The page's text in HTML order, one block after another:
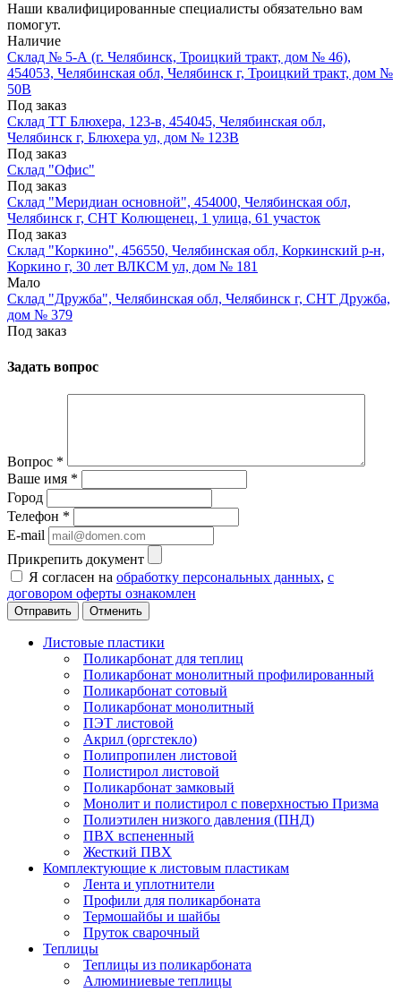
Наши квалифицированные специалисты обязательно вам
помогут.
Наличие
Склад № 5-А (г. Челябинск, Троицкий тракт, дом № 46),
454053, Челябинская обл, Челябинск г, Троицкий тракт, дом №
50В
Под заказ
Склад ТТ Блюхера, 123-в, 454045, Челябинская обл,
Челябинск г, Блюхера ул, дом № 123В
Под заказ
Склад "Офис"
Под заказ
Склад "Меридиан основной", 454000, Челябинская обл,
Челябинск г, СНТ Колющенец, 1 улица, 61 участок
Под заказ
Склад "Коркино", 456550, Челябинская обл, Коркинский р-н,
Коркино г, 30 лет ВЛКСМ ул, дом № 181
Мало
Склад "Дружба", Челябинская обл, Челябинск г, СНТ Дружба,
дом № 379
Под заказ
Задать вопрос
Вопрос *
Ваше имя *
Город
Телефон *
E-mail
Прикрепить документ
Я согласен на обработку персональных данных, с
договором оферты ознакомлен
Отменить
Листовые пластики
Поликарбонат для теплиц
Поликарбонат монолитный профилированный
Поликарбонат сотовый
Поликарбонат монолитный
ПЭТ листовой
Акрил (оргстекло)
Полипропилен листовой
Полистирол листовой
Поликарбонат замковый
Монолит и полистирол с поверхностью Призма
Полиэтилен низкого давления (ПНД)
ПВХ вспененный
Жесткий ПВХ
Комплектующие к листовым пластикам
Лента и уплотнители
Профили для поликарбоната
Термошайбы и шайбы
Пруток сварочный
Теплицы
Теплицы из поликарбоната
Алюминиевые теплицы